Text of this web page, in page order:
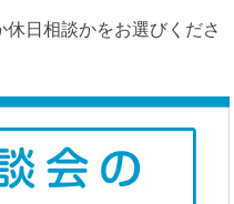
日相談かをお選びくださ